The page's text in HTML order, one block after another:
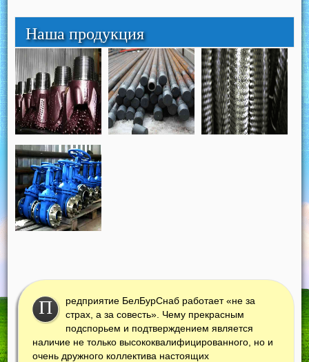
Наша продукция
П
редприятие БелБурСнаб работает «не за
страх, а за совесть». Чему прекрасным
подспорьем и подтверждением является
наличие не только высококвалифицированного, но и
очень дружного коллектива настоящих